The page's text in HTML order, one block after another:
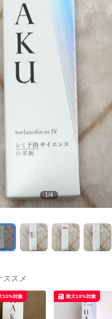
1/4
ススメ
10%対象 最大10%対象